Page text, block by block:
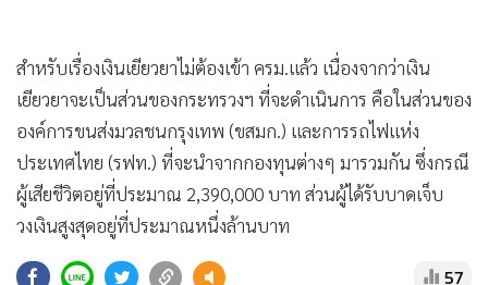
• ชุมชน-คุณภาพชีวิต
• อาชญากรรม
• Motoring
• เกม
• วิทยาศาสตร์
• SMEs
• หุ้น